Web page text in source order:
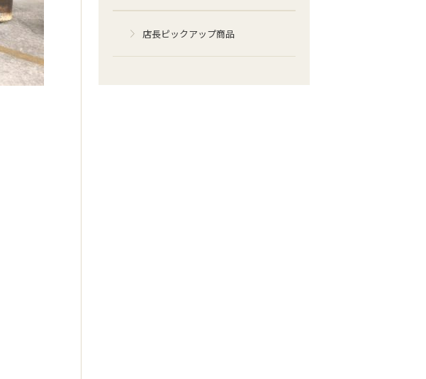
店長ピックアップ商品